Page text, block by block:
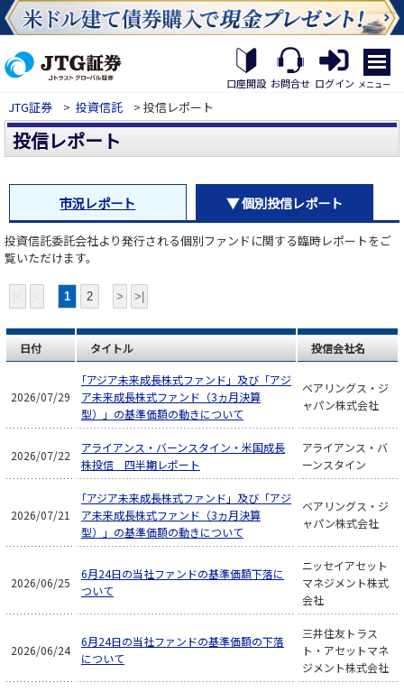
口座開設 お問合せ ログイン
繝｡
繝
九
繝
繧
メニュー
JTG証券 > 投資信託 > 投信レポート
投信レポート
市況レポート ▼ 個別投信レポート
投資信託委託会社より発行される個別ファンドに関する臨時レポートをご
覧いただけます。
1 2 > >|
日付 タイトル 投信会社名
2026/07/29
「アジア未来成長株式ファンド」及び「アジ
ア未来成長株式ファンド（3ヵ月決算
型）」の基準価額の動きについて
ベアリングス・ジ
ャパン株式会社
2026/07/22
アライアンス・バーンスタイン・米国成長
株投信 四半期レポート
アライアンス・バ
ーンスタイン
2026/07/21
「アジア未来成長株式ファンド」及び「アジ
ア未来成長株式ファンド（3ヵ月決算
型）」の基準価額の動きについて
ベアリングス・ジ
ャパン株式会社
2026/06/25
6月24日の当社ファンドの基準価額下落に
ついて
ニッセイアセット
マネジメント株式
会社
2026/06/24
6月24日の当社ファンドの基準価額の下落
について
三井住友トラス
ト・アセットマネ
ジメント株式会社